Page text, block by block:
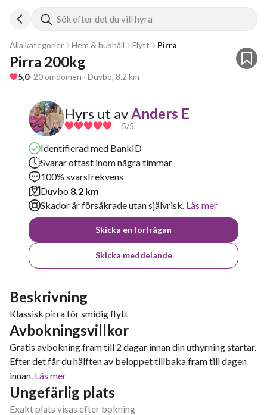
Sök efter det du vill hyra
Alla kategorier Hem & hushåll Flytt Pirra
Pirra 200kg
5,0· 20 omdömen · Duvbo, 8.2 km
Hyrs ut av Anders E
5/5
Identifierad med BankID
Svarar oftast inom några timmar
100% svarsfrekvens
Duvbo 8.2 km
Skador är försäkrade utan självrisk. Läs mer
Skicka en förfrågan
Skicka meddelande
Beskrivning
Klassisk pirra för smidig flytt
Avbokningsvillkor
Gratis avbokning fram till 2 dagar innan din uthyrning startar.
Efter det får du hälften av beloppet tillbaka fram till dagen
innan. Läs mer
Ungefärlig plats
Exakt plats visas efter bokning